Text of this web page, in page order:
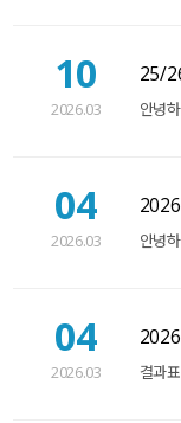
10
2026.03
04
2026.03
04
2026.03